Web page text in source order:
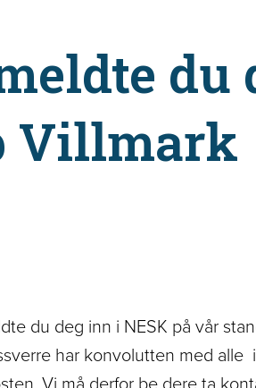
du
Villmark
du deg inn i NESK på vår
har konvolutten med